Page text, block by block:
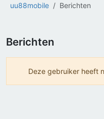
uu88mobile Berichten
Berichten
Deze gebruiker heeft